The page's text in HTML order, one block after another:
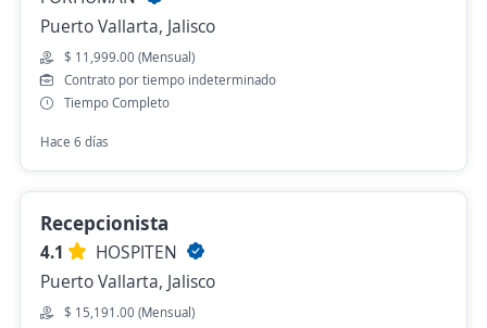
Puerto Vallarta, Jalisco
$ 11,999.00 (Mensual)
Contrato por tiempo indeterminado
Tiempo Completo
Hace 6 días
Recepcionista
4.1
HOSPITEN
Puerto Vallarta, Jalisco
$ 15,191.00 (Mensual)